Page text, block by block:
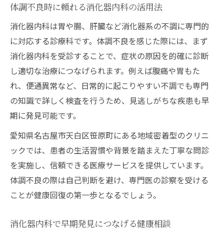
体調不良時に頼れる消化器内科の活用法
消化器内科は胃や腸、肝臓など消化器系の不調に専門的
に対応する診療科です。体調不良を感じた際には、まず
消化器内科を受診することで、症状の原因を的確に診断
し適切な治療につなげられます。例えば腹痛や胃もた
れ、便通異常など、日常的に起こりやすい不調でも専門
の知識で詳しく検査を行うため、見逃しがちな疾患も早
期に発見可能です。
愛知県名古屋市天白区笹原町にある地域密着型のクリニ
ックでは、患者の生活習慣や背景を踏まえた丁寧な問診
を実施し、信頼できる医療サービスを提供しています。
体調不良の際は自己判断を避け、専門医の診察を受ける
ことが健康回復の第一歩となるでしょう。
消化器内科で早期発見につなげる健康相談